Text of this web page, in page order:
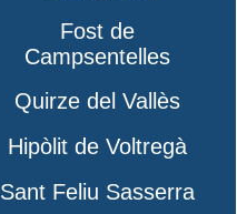
Fost de
Campsentelles
Quirze del Vallès
Hipòlit de Voltregà
Sant Feliu Sasserra